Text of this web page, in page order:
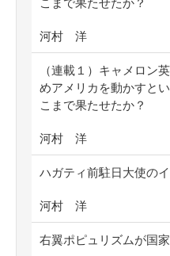
河村 洋
（連載１）キャメロン
めアメリカを動かすと
こまで果たせたか？
河村 洋
ハガティ前駐日大使の
河村 洋
右翼ポピュリズムが国